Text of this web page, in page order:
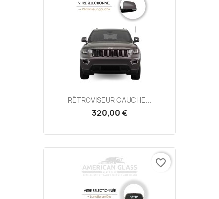
RÉTROVISEUR GAUCHE...
320,00 €
favorite_border